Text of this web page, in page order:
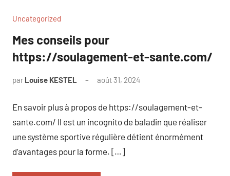
Uncategorized
Mes conseils pour
https://soulagement-et-sante.com/
par Louise KESTEL août 31, 2024
En savoir plus à propos de https://soulagement-et-
sante.com/ Il est un incognito de baladin que réaliser
une système sportive régulière détient énormément
d’avantages pour la forme. […]